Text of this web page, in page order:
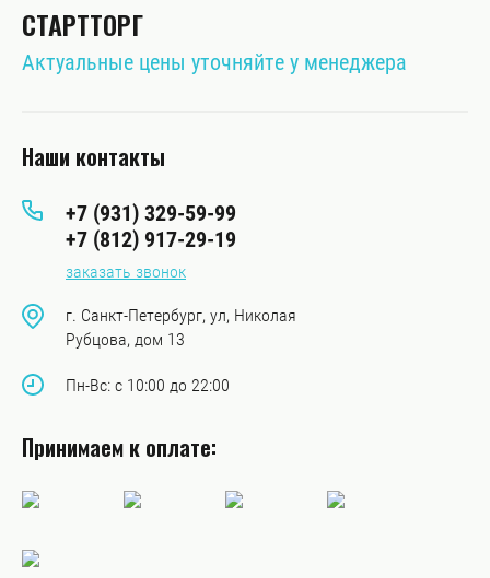
СТАРТТОРГ
Актуальные цены уточняйте у менеджера
Наши контакты
+7 (931) 329-59-99
+7 (812) 917-29-19
заказать звонок
г. Санкт-Петербург, ул, Николая
Рубцова, дом 13
Пн-Вс: с 10:00 до 22:00
Принимаем к оплате: